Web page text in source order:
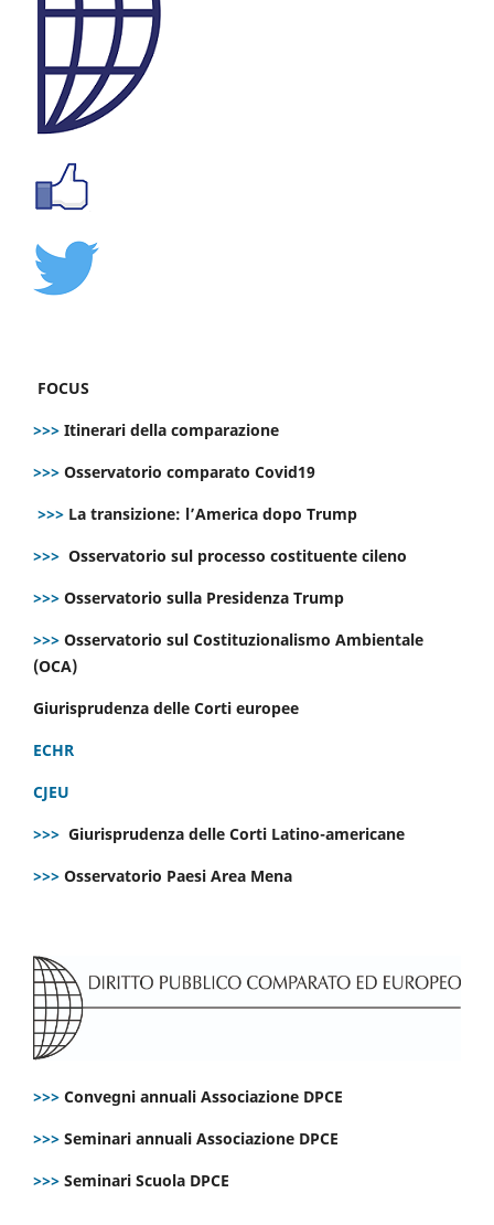
FOCUS
>>> Itinerari della comparazione
>>> Osservatorio comparato Covid19
>>> La transizione: l’America dopo Trump
>>> Osservatorio sul processo costituente cileno
>>> Osservatorio sulla Presidenza Trump
>>> Osservatorio sul Costituzionalismo Ambientale
(OCA)
Giurisprudenza delle Corti europee
ECHR
CJEU
>>> Giurisprudenza delle Corti Latino-americane
>>> Osservatorio Paesi Area Mena
>>> Convegni annuali Associazione DPCE
>>> Seminari annuali Associazione DPCE
>>> Seminari Scuola DPCE